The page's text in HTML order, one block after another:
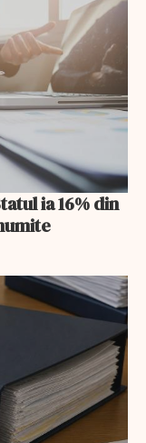
ia 16% din